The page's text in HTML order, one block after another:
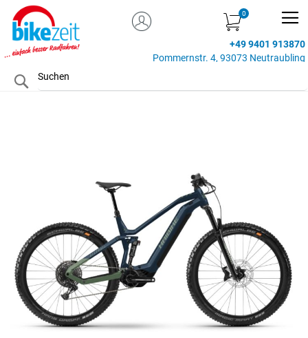
MEIN KONTO
+49 9401 913870
Pommernstr. 4, 93073 Neutraubling
Search